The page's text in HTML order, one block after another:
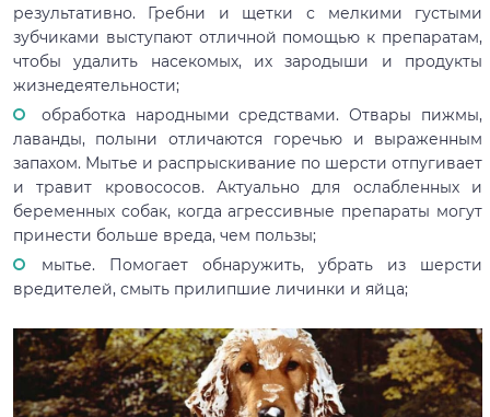
результативно. Гребни и щетки с мелкими густыми
зубчиками выступают отличной помощью к препаратам,
чтобы удалить насекомых, их зародыши и продукты
жизнедеятельности;
обработка народными средствами. Отвары пижмы,
лаванды, полыни отличаются горечью и выраженным
запахом. Мытье и распрыскивание по шерсти отпугивает
и травит кровососов. Актуально для ослабленных и
беременных собак, когда агрессивные препараты могут
принести больше вреда, чем пользы;
мытье. Помогает обнаружить, убрать из шерсти
вредителей, смыть прилипшие личинки и яйца;